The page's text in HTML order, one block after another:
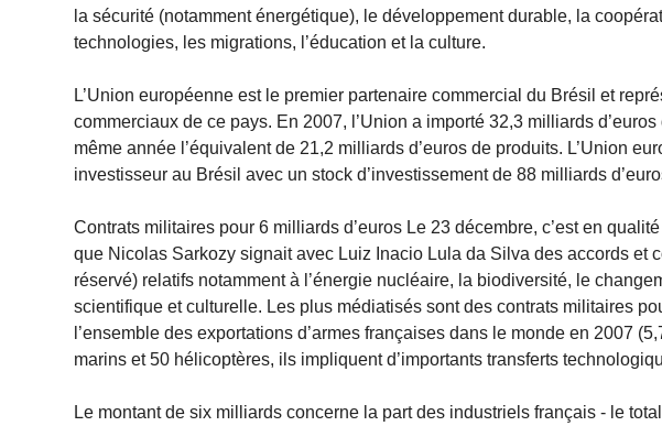
la sécurité (notamment énergétique), le développement durable, la
technologies, les migrations, l’éducation et la culture.
L’Union européenne est le premier partenaire commercial du Brésil et
commerciaux de ce pays. En 2007, l’Union a importé 32,3 milliards
même année l’équivalent de 21,2 milliards d’euros de produits. L’Union
investisseur au Brésil avec un stock d’investissement de 88 milliards
Contrats militaires pour 6 milliards d’euros Le 23 décembre, c’est en
que Nicolas Sarkozy signait avec Luiz Inacio Lula da Silva des accords et
réservé) relatifs notamment à l’énergie nucléaire, la biodiversité, le
scientifique et culturelle. Les plus médiatisés sont des contrats militaires
l’ensemble des exportations d’armes françaises dans le monde en 2007
marins et 50 hélicoptères, ils impliquent d’importants transferts
Le montant de six milliards concerne la part des industriels français - le